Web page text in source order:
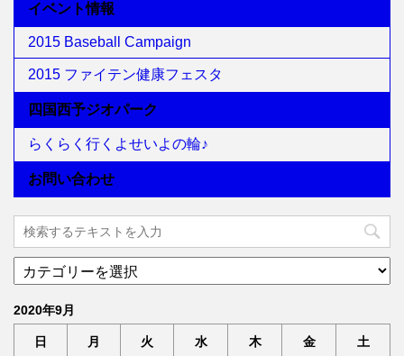
イベント情報
2015 Baseball Campaign
2015 ファイテン健康フェスタ
四国西予ジオパーク
らくらく行くよせいよの輪♪
お問い合わせ
2020年9月
日 月 火 水 木 金 土